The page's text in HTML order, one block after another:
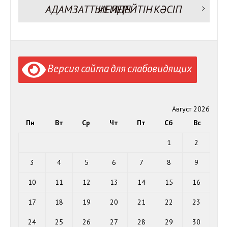
записям
Следующая запись: АДАМЗАТТЫ ЕМДЕЙТІН КӘСІП ИЕЛЕРІ
Версия сайта для слабовидящих
Август 2026
Пн
Вт Ср Чт Пт Сб Вс
1 2
3 4 5 6 7 8 9
10 11 12 13 14 15 16
17 18 19 20 21 22 23
24 25 26 27 28 29 30